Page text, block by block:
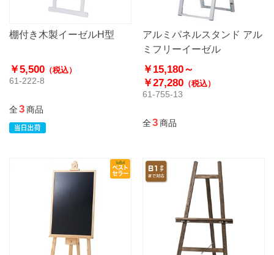
棚付き木製イーゼルH型
￥5,500 （税込）
61-222-8
全3商品
アルミパネルスタンド アル
ミフリーイーゼル
￥15,180～
￥27,280（税込）
61-755-13
全3商品